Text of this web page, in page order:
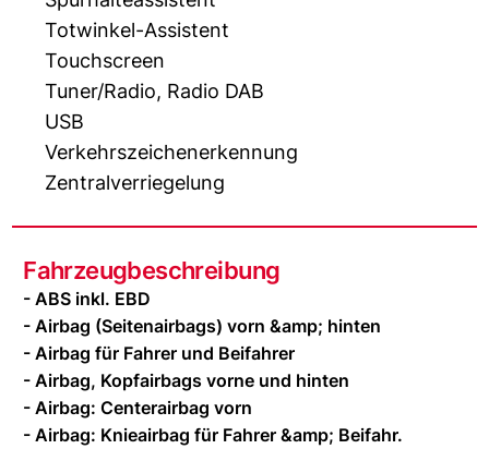
Totwinkel-Assistent
Touchscreen
Tuner/Radio, Radio DAB
USB
Verkehrszeichenerkennung
Zentralverriegelung
Fahrzeugbeschreibung
- ABS inkl. EBD
- Airbag (Seitenairbags) vorn &amp; hinten
- Airbag für Fahrer und Beifahrer
- Airbag, Kopfairbags vorne und hinten
- Airbag: Centerairbag vorn
- Airbag: Knieairbag für Fahrer &amp; Beifahr.